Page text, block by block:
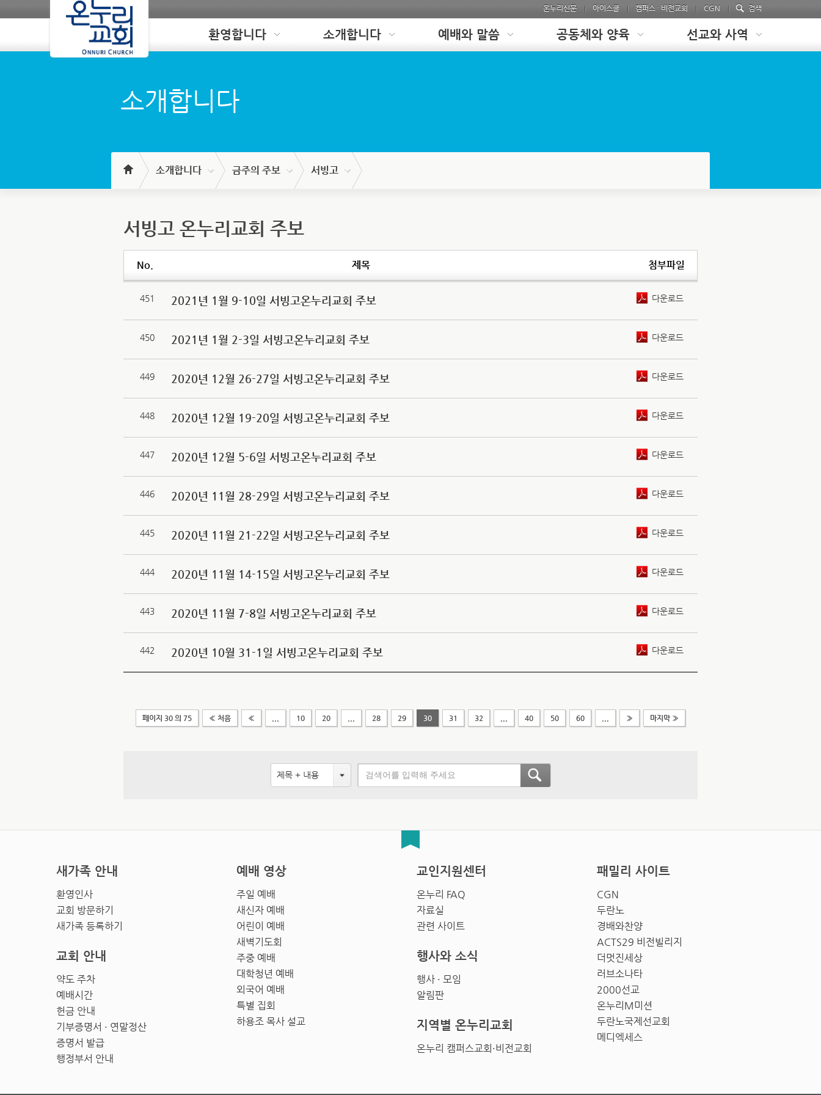
온누리신문 아이스쿨 캠퍼스 · 비전교회 CGN 검색
Loading 환영합니다 소개합니다 예배와 말씀 공동체와 양육 선교와 사역
소개합니다
소개합니다 금주의 주보 서빙고
서빙고 온누리교회 주보
No. 제목 첨부파일
451 2021년 1월 9-10일 서빙고온누리교회 주보 다운로드
450 2021년 1월 2-3일 서빙고온누리교회 주보 다운로드
449 2020년 12월 26-27일 서빙고온누리교회 주보 다운로드
448 2020년 12월 19-20일 서빙고온누리교회 주보 다운로드
447 2020년 12월 5-6일 서빙고온누리교회 주보 다운로드
446 2020년 11월 28-29일 서빙고온누리교회 주보 다운로드
445 2020년 11월 21-22일 서빙고온누리교회 주보 다운로드
444 2020년 11월 14-15일 서빙고온누리교회 주보 다운로드
443 2020년 11월 7-8일 서빙고온누리교회 주보 다운로드
442 2020년 10월 31-1일 서빙고온누리교회 주보 다운로드
페이지 30 의 75 « 처음 « 10 20 28 29 30 31 32 40 50 60 » 마지막 »
제목 + 내용
새가족 안내
환영인사
교회 방문하기
새가족 등록하기
예배 영상
주일 예배
새신자 예배
어린이 예배
새벽기도회
주중 예배
대학청년 예배
외국어 예배
특별 집회
하용조 목사 설교
교인지원센터
온누리 FAQ
자료실
관련 사이트
패밀리 사이트
CGN
두란노
경배와찬양
ACTS29 비전빌리지
더멋진세상
러브소나타
2000선교
온누리M미션
두란노국제선교회
메디엑세스
교회 안내
약도 주차
예배시간
헌금 안내
기부증명서 · 연말정산
증명서 발급
행정부서 안내
행사와 소식
행사 · 모임
알림판
지역별 온누리교회
온누리 캠퍼스교회·비전교회